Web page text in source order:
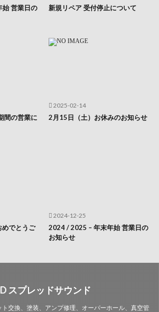
営業日の
新規リペア 受付停止について
間の営業に
2025-02-14
2月15日（土）お休みのお知らせ
でとうご
2024-12-25
2024 / 2025 – 年末年始 営業日の
お知らせ
スプレッドサウンド
ト交換、塗装、アンプ修理、オーバーホール、真空管